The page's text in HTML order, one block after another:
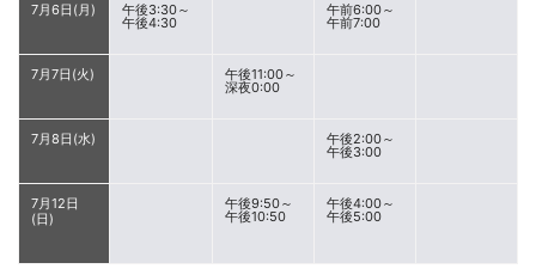
7月6日(月) 午後3:30～
午後4:30
午前6:00～
午前7:00
7月7日(火) 午後11:00～
深夜0:00
7月8日(水) 午後2:00～
午後3:00
7月12日
(日)
午後9:50～
午後10:50
午後4:00～
午後5:00